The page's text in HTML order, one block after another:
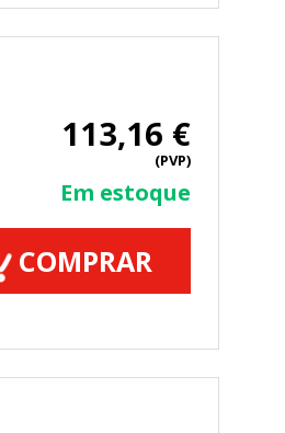
113,16 €
(PVP)
Em estoque
COMPRAR